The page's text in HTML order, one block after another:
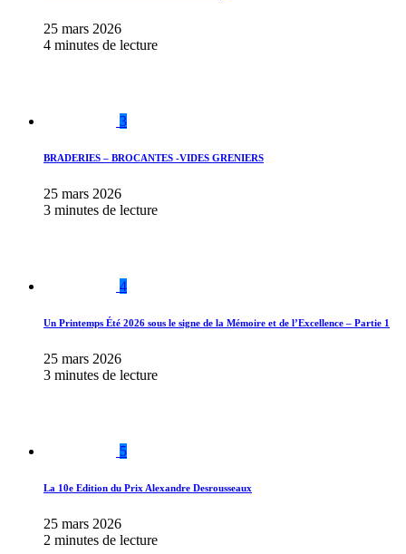
25 mars 2026
4 minutes de lecture
3
BRADERIES – BROCANTES -VIDES GRENIERS
25 mars 2026
3 minutes de lecture
4
Un Printemps Été 2026 sous le signe de la Mémoire et de l’Excellence – Partie 1
25 mars 2026
3 minutes de lecture
5
La 10e Edition du Prix Alexandre Desrousseaux
25 mars 2026
2 minutes de lecture